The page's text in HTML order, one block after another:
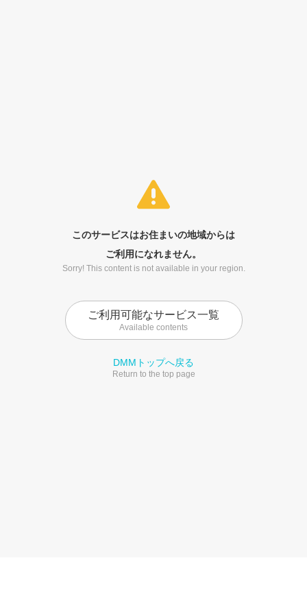
このサービスはお住まいの地域からは
ご利用になれません。
Sorry! This content is not available in your region.
ご利用可能なサービス一覧
Available contents
DMMトップへ戻る
Return to the top page